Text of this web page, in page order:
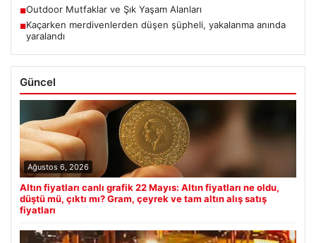
■Outdoor Mutfaklar ve Şık Yaşam Alanları
■Kaçarken merdivenlerden düşen şüpheli, yakalanma anında
yaralandı
Güncel
Ağustos 6, 2026
Altın fiyatları canlı grafik 22 Mayıs: Altın fiyatları ne oldu,
düştü mü, çıktı mı? Gram, çeyrek ve tam altın alış satış
fiyatları